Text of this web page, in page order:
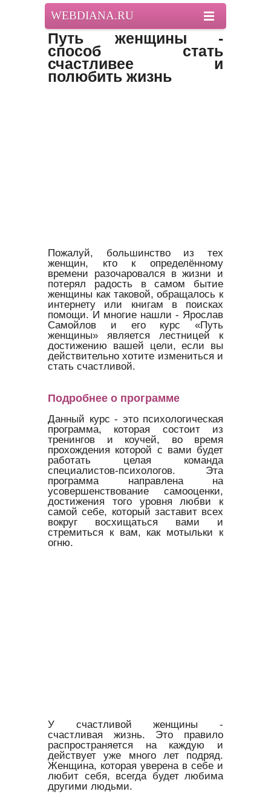
WEBDIANA.RU
Путь женщины -
способ стать
счастливее и
полюбить жизнь
Пожалуй, большинство из тех
женщин, кто к определённому
времени разочаровался в жизни и
потерял радость в самом бытие
женщины как таковой, обращалось к
интернету или книгам в поисках
помощи. И многие нашли - Ярослав
Самойлов и его курс «Путь
женщины» является лестницей к
достижению вашей цели, если вы
действительно хотите измениться и
стать счастливой.
Подробнее о программе
Данный курс - это психологическая
программа, которая состоит из
тренингов и коучей, во время
прохождения которой с вами будет
работать целая команда
специалистов-психологов. Эта
программа направлена на
усовершенствование самооценки,
достижения того уровня любви к
самой себе, который заставит всех
вокруг восхищаться вами и
стремиться к вам, как мотыльки к
огню.
У счастливой женщины -
счастливая жизнь. Это правило
распространяется на каждую и
действует уже много лет подряд.
Женщина, которая уверена в себе и
любит себя, всегда будет любима
другими людьми.